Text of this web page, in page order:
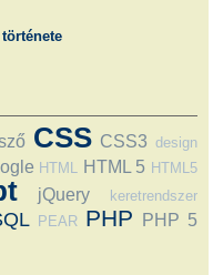
CSS CSS3 design
HTML HTML 5 HTML5
jQuery keretrendszer
PEAR PHP PHP 5